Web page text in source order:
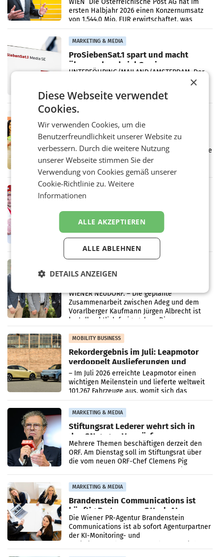
ersten Halbjahr 2026 einen Konzernumsatz
von 1.544,0 Mio. EUR erwirtschaftet, was
einem Plus von 3,8 Prozent gegenüber dem
Vergleichszeitraum
MARKETING & MEDIA
ProSiebenSat.1 spart und macht
überraschend viel Gewinn
UNTERFÖHRING/MAILAND/AMSTERDAM. Der
Frühjahr dank Kostensenkungen operativ
wieder Gewinn gemacht und die
Markterwartung deutlich übertroffen.
Eine Bühne für Zirkularität: ARA und
Müller informieren am POS über
Kreislauffähigkeit
Über den gesamten August hinweg rücken die
Altstoff Recycling Austria AG (ARA) und der
Handelskonzern Müller die Initiative
„Kreislauf-Helden“ in allen österreichischen
Müller-Filialen
Ober- und Niederösterreich
WIENER NEUDORF. – Im Rahmen einer
laufenden Modernisierungsoffensive
erneuert Penny zwei Filialen in Nieder- und
Oberösterreich. Die beiden Standorte liegen
Alles bereit für den Wechsel: Jürgen
WIENER NEUDORF. – Die geplante
Zusammenarbeit zwischen Adeg und dem
Vorarlberger Kaufmann Jürgen Albrecht ist
kartellrechtlich freigegeben: Die
Bundeswettbewerbsbehörde und der
Bundeskartellanwalt
MOBILITY BUSINESS
Rekordergebnis im Juli: Leapmotor
verdoppelt Auslieferungen und
überschreitet die 100.000er-Marke
– Im Juli 2026 erreichte Leapmotor einen
wichtigen Meilenstein und lieferte weltweit
101.267 Fahrzeuge aus, womit sich das
Ergebnis gegenüber Juli 2025 mehr als
verdoppelte (+102
MARKETING & MEDIA
Stiftungsrat Lederer wehrt sich in
den SN gegen Vorwürfe
Mehrere Themen beschäftigen derzeit den
ORF. Am Dienstag soll im Stiftungsrat über
die vom neuen ORF-Chef Clemens Pig
MARKETING & MEDIA
Brandenstein Communications ist
künftig Partner von OtterlyAI
Die Wiener PR-Agentur Brandenstein
Communications ist ab sofort Agenturpartner
der KI-Monitoring- und
×
Diese Webseite verwendet
Cookies.
Wir verwenden Cookies, um die
Benutzerfreundlichkeit unserer Website zu
verbessern. Durch die weitere Nutzung
unserer Webseite stimmen Sie der
Verwendung von Cookies gemäß unserer
Cookie-Richtlinie zu.Weitere
Informationen
ALLE AKZEPTIEREN
ALLE ABLEHNEN
DETAILS ANZEIGEN